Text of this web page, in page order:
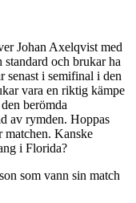
Johan Axelqvist med
och brukar ha
senast i semifinal i den
vara en riktig kämpe
berömda
av rymden. Hoppas
matchen. Kanske
i Florida?
som vann sin match